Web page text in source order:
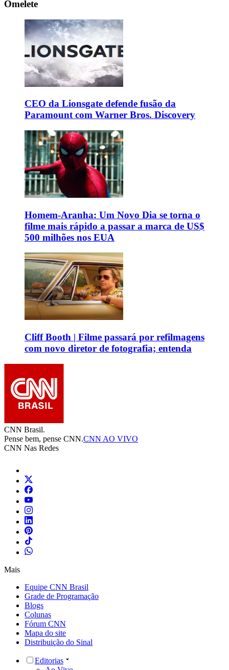
Omelete
CEO da Lionsgate defende fusão da
Paramount com Warner Bros. Discovery
Homem-Aranha: Um Novo Dia se torna o
filme mais rápido a passar a marca de US$
500 milhões nos EUA
Cliff Booth | Filme passará por refilmagens
com novo diretor de fotografia; entenda
CNN Brasil.
Pense bem, pense CNN.CNN AO VIVO
CNN Nas Redes
Mais
Equipe CNN Brasil
Grade de Programação
Blogs
Colunas
Fórum CNN
Mapa do site
Distribuição do Sinal
Editorias